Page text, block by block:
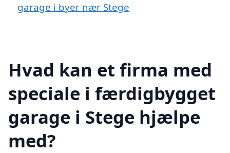
garage i byer nær Stege
Hvad kan et firma med
speciale i færdigbygget
garage i Stege hjælpe
med?